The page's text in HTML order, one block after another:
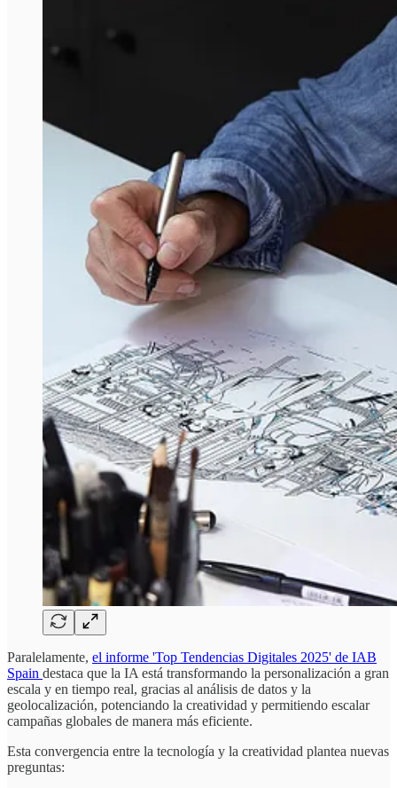
Paralelamente, el informe 'Top Tendencias Digitales 2025' de IAB
Spain destaca que la IA está transformando la personalización a gran
escala y en tiempo real, gracias al análisis de datos y la
geolocalización, potenciando la creatividad y permitiendo escalar
campañas globales de manera más eficiente.
Esta convergencia entre la tecnología y la creatividad plantea nuevas
preguntas: